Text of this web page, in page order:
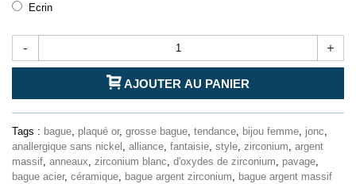
Ecrin
- +
AJOUTER AU PANIER
Tags : bague, plaqué or, grosse bague, tendance, bijou femme, jonc,
anallergique sans nickel , alliance, fantaisie, style, zirconium, argent
massif, anneaux, zirconium blanc, d'oxydes de zirconium, pavage,
bague acier, céramique, bague argent zirconium, bague argent massif